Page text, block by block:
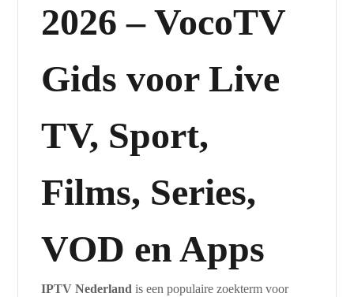
2026 – VocoTV
Gids voor Live
TV, Sport,
Films, Series,
VOD en Apps
IPTV Nederland is een populaire zoekterm voor